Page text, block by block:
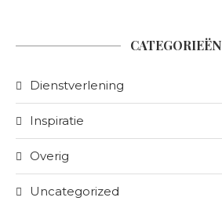
CATEGORIEËN
Dienstverlening
Inspiratie
Overig
Uncategorized